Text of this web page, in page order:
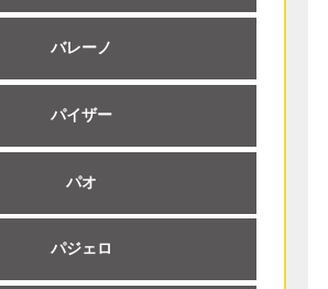
バレーノ
パイザー
パオ
パジェロ